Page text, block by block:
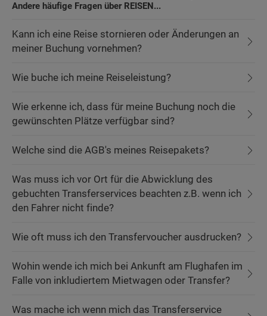
Andere häufige Fragen über REISEN...
Kann ich eine Reise stornieren oder Änderungen an
meiner Buchung vornehmen?
Wie buche ich meine Reiseleistung?
Wie erkenne ich, dass für meine Buchung noch die
gewünschten Plätze verfügbar sind?
Welche sind die AGB's meines Reisepakets?
Was muss ich vor Ort für die Abwicklung des
gebuchten Transferservices beachten z.B. wenn ich
den Fahrer nicht finde?
Wie oft muss ich den Transfervoucher ausdrucken?
Wohin wende ich mich bei Ankunft am Flughafen im
Falle von inkludiertem Mietwagen oder Transfer?
Was mache ich wenn mich das Transferservice